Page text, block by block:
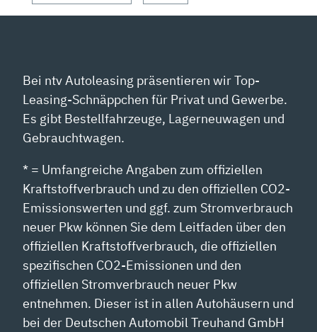
Bei ntv Autoleasing präsentieren wir Top-
Leasing-Schnäppchen für Privat und Gewerbe.
Es gibt Bestellfahrzeuge, Lagerneuwagen und
Gebrauchtwagen.
* = Umfangreiche Angaben zum offiziellen
Kraftstoffverbrauch und zu den offiziellen CO2-
Emissionswerten und ggf. zum Stromverbrauch
neuer Pkw können Sie dem Leitfaden über den
offiziellen Kraftstoffverbrauch, die offiziellen
spezifischen CO2-Emissionen und den
offiziellen Stromverbrauch neuer Pkw
entnehmen. Dieser ist in allen Autohäusern und
bei der Deutschen Automobil Treuhand GmbH